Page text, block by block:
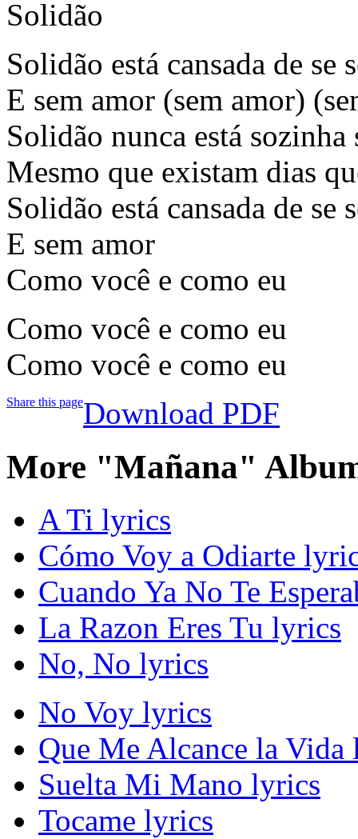
Solidão
Solidão está cansada de se
E sem amor (sem amor)
Solidão nunca está
Mesmo que existam dias
Solidão está cansada de se
E sem amor
Como você e como eu
Como você e como eu
Como você e como eu
Share this pageDownload PDF
More "Mañana"
A Ti lyrics
Cómo Voy a Odiarte
Cuando Ya No Te
La Razon Eres Tu lyrics
No, No lyrics
No Voy lyrics
Que Me Alcance la Vida
Suelta Mi Mano lyrics
Tocame lyrics